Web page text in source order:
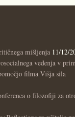
mišljenja 11/12/
vedenja v
filma Višja sila
o filozofiji za